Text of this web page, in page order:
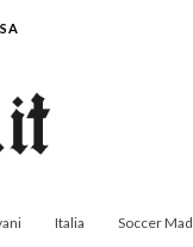
Italia Soccer